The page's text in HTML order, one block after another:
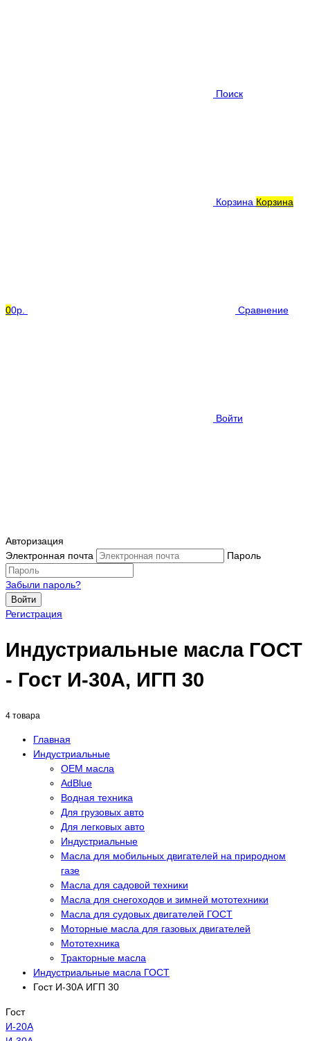
Поиск
Корзина Корзина
00р. Сравнение
Войти
Авторизация
Электронная почта
Пароль
Забыли пароль?
Войти
Регистрация
Индустриальные масла ГОСТ
- Гост И-30А, ИГП 30
4 товара
Главная
Индустриальные
OEM масла
АdBlue
Водная техника
Для грузовых авто
Для легковых авто
Индустриальные
Масла для мобильных двигателей на природном
газе
Масла для садовой техники
Масла для снегоходов и зимней мототехники
Масла для судовых двигателей ГОСТ
Моторные масла для газовых двигателей
Мототехника
Тракторные масла
Индустриальные масла ГОСТ
Гост И-30А ИГП 30
Гост
И-20А